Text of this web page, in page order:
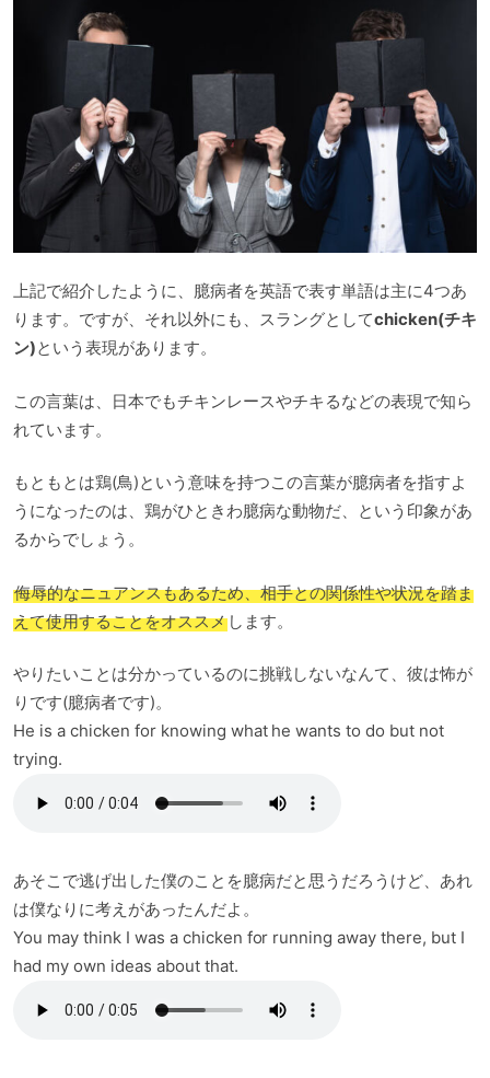
上記で紹介したように、臆病者を英語で表す単語は主に4つあ
ります。ですが、それ以外にも、スラングとしてchicken(チキ
ン)という表現があります。
この言葉は、日本でもチキンレースやチキるなどの表現で知ら
れています。
もともとは鶏(鳥)という意味を持つこの言葉が臆病者を指すよ
うになったのは、鶏がひときわ臆病な動物だ、という印象があ
るからでしょう。
侮辱的なニュアンスもあるため、相手との関係性や状況を踏ま
えて使用することをオススメします。
やりたいことは分かっているのに挑戦しないなんて、彼は怖が
りです(臆病者です)。
He is a chicken for knowing what he wants to do but not
trying.
あそこで逃げ出した僕のことを臆病だと思うだろうけど、あれ
は僕なりに考えがあったんだよ。
You may think I was a chicken for running away there, but I
had my own ideas about that.